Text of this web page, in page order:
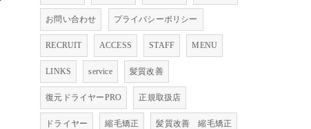
お問い合わせ プライバシーポリシー
RECRUIT ACCESS STAFF MENU
LINKS service 髪質改善
復元ドライヤーPRO 正規取扱店
ドライヤー 縮毛矯正 髪質改善 縮毛矯正